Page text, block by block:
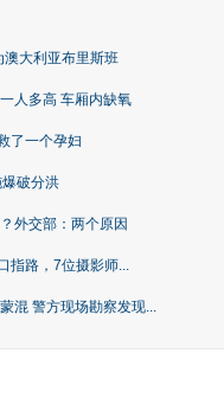
大利亚布里斯班
人多高 车厢内缺氧
了一个孕妇
破分洪
外交部：两个原因
指路，7位摄影师...
混 警方现场勘察发现...